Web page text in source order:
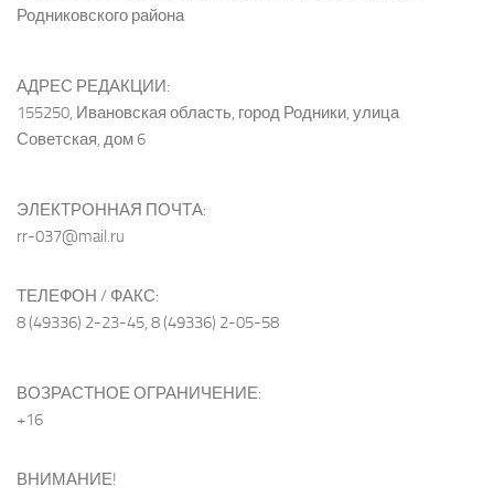
Родниковского района
АДРЕС РЕДАКЦИИ:
155250, Ивановская область, город Родники, улица
Советская, дом 6
ЭЛЕКТРОННАЯ ПОЧТА:
rr-037@mail.ru
ТЕЛЕФОН / ФАКС:
8 (49336) 2-23-45, 8 (49336) 2-05-58
ВОЗРАСТНОЕ ОГРАНИЧЕНИЕ:
+16
ВНИМАНИЕ!